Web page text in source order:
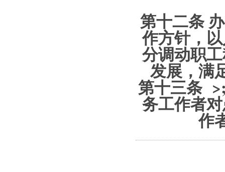
第十二条
作方针，
分调动职
发展，满
第十三条
务工作者
作